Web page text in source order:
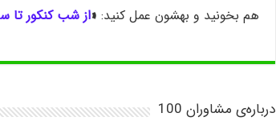
هم بخونید و بهشون عمل کنید: «از شب کنکور تا ساعت 8
درباره‌ی مشاوران 100